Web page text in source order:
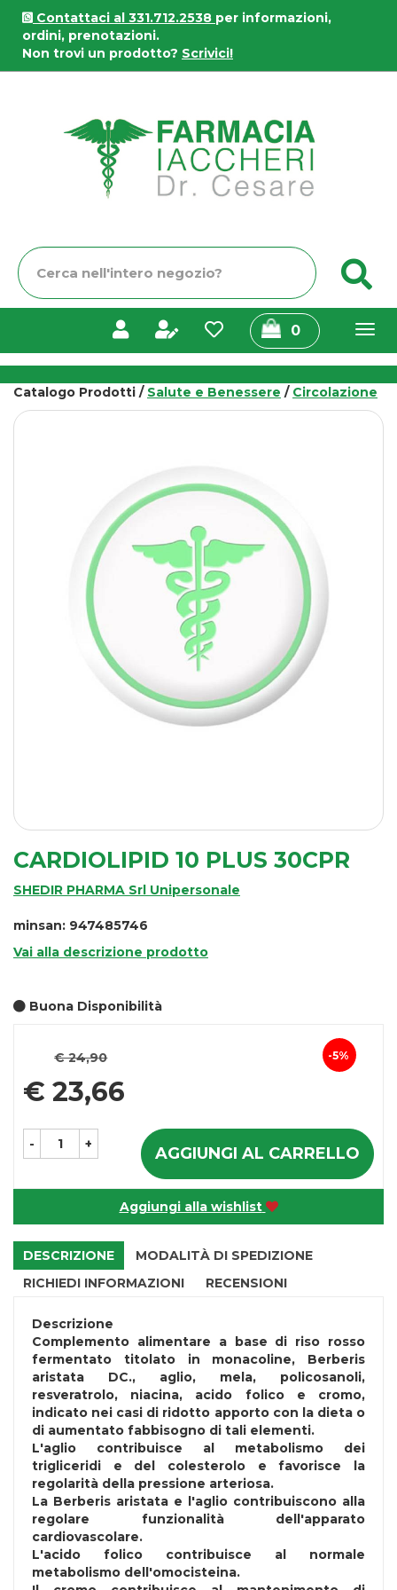
Passa
contenuto
principale
Contattaci al 331.712.2538 per informazioni,
ordini, prenotazioni.
Non trovi un prodotto? Scrivici!
Cerca
Prodotto
0prodotti
inseriti
Catalogo Prodotti / Salute e Benessere / Circolazione
CARDIOLIPID 10 PLUS 30CPR
SHEDIR PHARMA Srl Unipersonale
minsan: 947485746
Vai alla descrizione prodotto
Buona Disponibilità
5%
€ 24,90
Prezzo
€ 23,66
- + AGGIUNGI AL CARRELLO
Aggiungi alla wishlist
DESCRIZIONE
MODALITÀ DI SPEDIZIONE
RICHIEDI INFORMAZIONI
RECENSIONI
Descrizione
Complemento alimentare a base di riso rosso
fermentato titolato in monacoline, Berberis
aristata DC., aglio, mela, policosanoli,
resveratrolo, niacina, acido folico e cromo,
indicato nei casi di ridotto apporto con la dieta o
di aumentato fabbisogno di tali elementi.
L'aglio contribuisce al metabolismo dei
trigliceridi e del colesterolo e favorisce la
regolarità della pressione arteriosa.
La Berberis aristata e l'aglio contribuiscono alla
regolare funzionalità dell'apparato
cardiovascolare.
L'acido folico contribuisce al normale
metabolismo dell'omocisteina.